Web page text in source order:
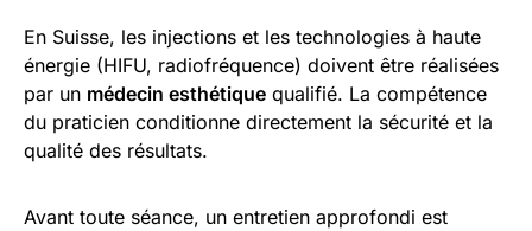
En Suisse, les injections et les technologies à haute
énergie (HIFU, radiofréquence) doivent être réalisées
par un médecin esthétique qualifié. La compétence
du praticien conditionne directement la sécurité et la
qualité des résultats.
Avant toute séance, un entretien approfondi est